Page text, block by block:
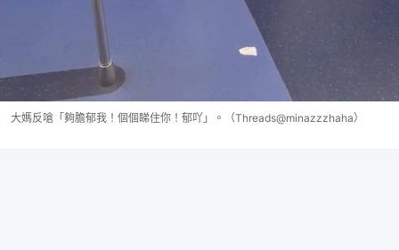
大媽反嗆「夠膽郁我！個個睇住你！郁吖」。（Threads@minazzzhaha）